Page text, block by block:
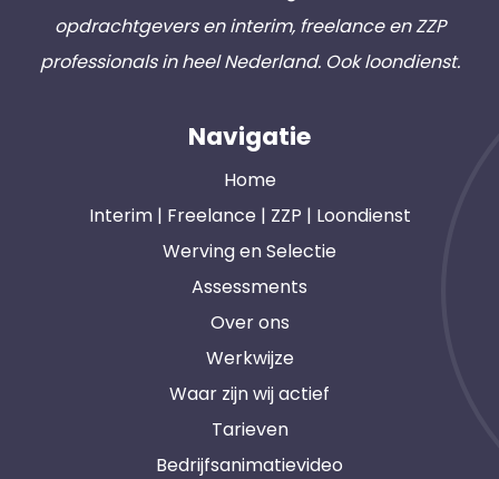
opdrachtgevers en interim, freelance en ZZP
professionals in heel Nederland. Ook loondienst.
Navigatie
Home
Interim | Freelance | ZZP | Loondienst
Werving en Selectie
Assessments
Over ons
Werkwijze
Waar zijn wij actief
Tarieven
Bedrijfsanimatievideo